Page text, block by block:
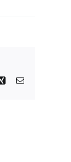
Xing